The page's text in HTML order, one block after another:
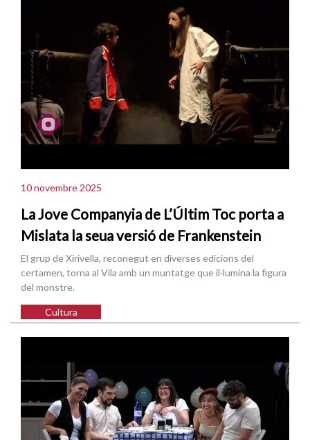
10 novembre 2025
La Jove Companyia de L’Últim Toc porta a
Mislata la seua versió de Frankenstein
El grup de Xirivella, reconegut en diverses edicions del
certamen, torna al Vila amb un muntatge que il·lumina la figura
del monstre.
Cultura